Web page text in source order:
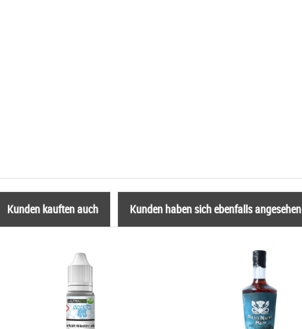
Kunden kauften auch Kunden haben sich ebenfalls angesehen